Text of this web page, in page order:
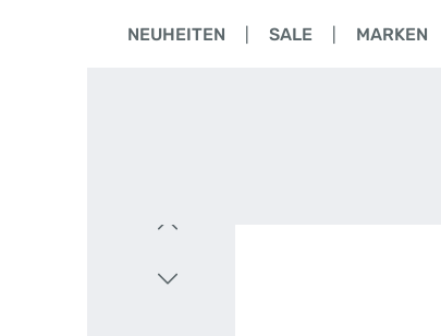
NEUHEITEN SALE MARKEN
Bildergalerie überspringen